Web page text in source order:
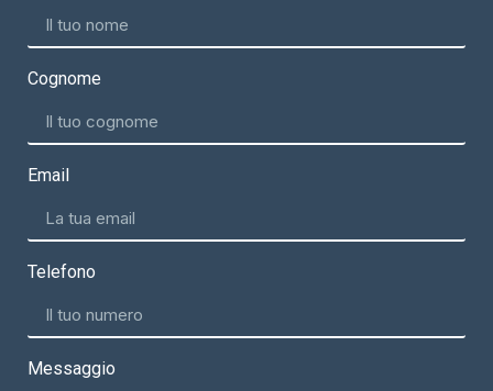
Cognome
Email
Telefono
Messaggio